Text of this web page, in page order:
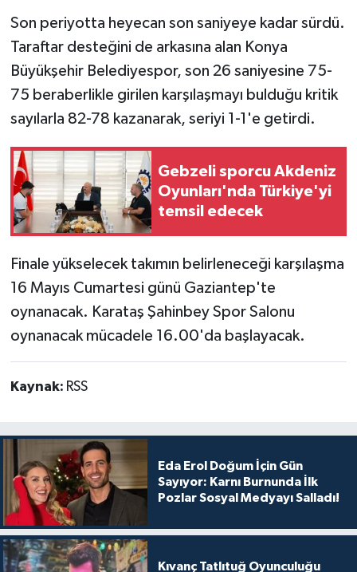
Son periyotta heyecan son saniyeye kadar sürdü.
Taraftar desteğini de arkasına alan Konya
Büyükşehir Belediyespor, son 26 saniyesine 75-
75 beraberlikle girilen karşılaşmayı bulduğu kritik
sayılarla 82-78 kazanarak, seriyi 1-1'e getirdi.
Gebzeli sporcu Akdeniz
Oyunları'nda Türkiye'yi
temsil edecek
Finale yükselecek takımın belirleneceği karşılaşma
16 Mayıs Cumartesi günü Gaziantep'te
oynanacak. Karataş Şahinbey Spor Salonu
oynanacak mücadele 16.00'da başlayacak.
Kaynak: RSS
Eda Erol Doğum İçin Gün
Sayıyor: Karnı Burnunda İlk
Pozlar Sosyal Medyayı Salladı!
Kıvanç Tatlıtuğ Oyunculuğu